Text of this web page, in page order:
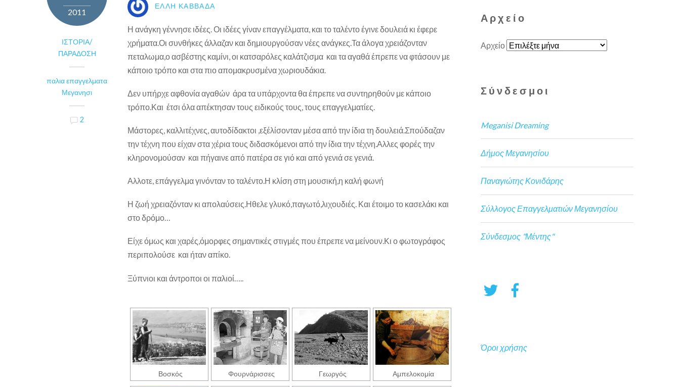
2011
ΙΣΤΟΡΊΑ/
ΠΑΡΆΔΟΣΗ
παλια επαγγελματα
Μεγανησι
2
ΈΛΛΗ ΚΑΒΒΑΔΆ
Η ανάγκη γέννησε ιδέες. Οι ιδέες γίναν επαγγέλματα, και το ταλέντο έγινε δουλειά κι έφερε
χρήματα.Οι συνθήκες άλλαζαν και δημιουργούσαν νέες ανάγκες.Τα άλογα χρειάζονταν
πεταλωμα,ο ασβέστης καμίνι, οι κατσαρόλες καλάτζισμα και τα αγαθά έπρεπε να φτάσουν με
κάποιο τρόπο και στα πιο απομακρυσμένα χωριουδάκια.
Δεν υπήρχε αφθονία αγαθών άρα τα υπάρχοντα θα έπρεπε να συντηρηθούν με κάποιο
τρόπο.Και έτσι όλα απέκτησαν τους ειδικούς τους, τους επαγγελματίες.
Μάστορες, καλλιτέχνες, αυτοδίδακτοι ,εξέλίσονταν μέσα από την ίδια τη δουλειά.Σπούδαζαν
την τέχνη που είχαν στα χέρια τους διδασκόμενοι από την ίδια την τέχνη.Αλλες φορές την
κληρονομούσαν και πήγαινε από πατέρα σε γιό και από γενιά σε γενιά.
Αλλοτε, επάγγελμα γινόνταν το ταλέντο.Η κλίση στη μουσική,η καλή φωνή
Η ζωή χρειαζόνταν κι απολαύσεις.Ηθελε γλυκό,παγωτό,λιχουδιές. Και έτοιμο το κασελάκι και
στο δρόμο…
Είχε όμως και χαρές,όμορφες σημαντικές στιγμές που έπρεπε να μείνουν.Κι ο φωτογράφος
περιπολούσε και ήταν απίκο.
Ξύπνιοι και άντροποι οι παλιοί…..
Βοσκός Φουρνάρισσες Γεωργός Αμπελοκομία
Αρχείο
Αρχείο
Σύνδεσμοι
Meganisi Dreaming
Δήμος Μεγανησίου
Παναγιώτης Κονιδάρης
Σύλλογος Επαγγελματιών Μεγανησίου
Σύνδεσμος "Μέντης"
Όροι χρήσης